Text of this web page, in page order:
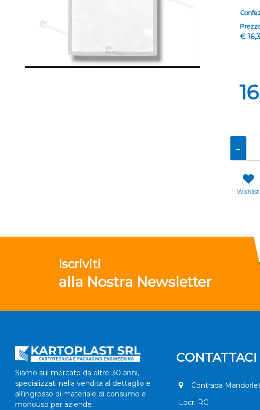
€
Wishlist
Iscriviti
alla Nostra Newsletter
Siamo sul mercato da oltre 30 anni,
specializzati nella vendita al dettaglio e
all’ingrosso di materiale di consumo e
monouso per aziende
CONTATTACI
Contrada
Locri RC